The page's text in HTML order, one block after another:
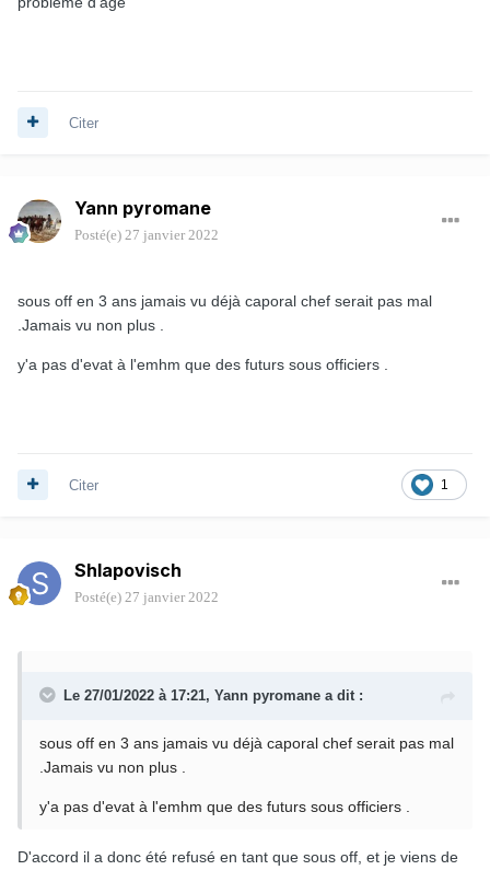
Citer
Yann pyromane
Posté(e) 27 janvier 2022
sous off en 3 ans jamais vu déjà caporal chef serait pas mal
.Jamais vu non plus .
y'a pas d'evat à l'emhm que des futurs sous officiers .
1
Citer
Shlapovisch
Posté(e) 27 janvier 2022
Le 27/01/2022 à 17:21, Yann pyromane a dit :
sous off en 3 ans jamais vu déjà caporal chef serait pas mal
.Jamais vu non plus .
y'a pas d'evat à l'emhm que des futurs sous officiers .
D'accord il a donc été refusé en tant que sous off, et je viens de